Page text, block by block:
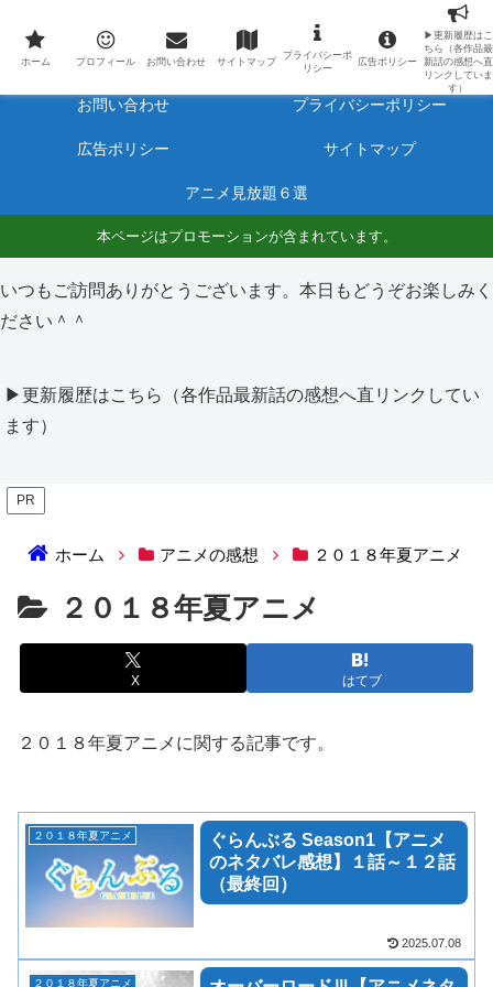
最新アニメのあらすじと感想をネタバレ有りで毎日更新しています。
ホーム プロフィール
お問い合わせ プライバシーポリシー
広告ポリシー サイトマップ
アニメ見放題６選
本ページはプロモーションが含まれています。
いつもご訪問ありがとうございます。本日もどうぞお楽しみく
ださい＾＾
▶更新履歴はこちら（各作品最新話の感想へ直リンクしてい
ます）
PR
ホーム アニメの感想 ２０１８年夏アニメ
２０１８年夏アニメ
X はてブ
２０１８年夏アニメに関する記事です。
２０１８年夏アニメ
ぐらんぶる Season1【アニメ
のネタバレ感想】１話～１２話
（最終回）
2025.07.08
２０１８年夏アニメ
ホーム プロフィール お問い合わせ サイトマップ
プライバシーポ
リシー
広告ポリシー
▶更新履歴はこ
ちら（各作品最
新話の感想へ直
リンクしていま
す）